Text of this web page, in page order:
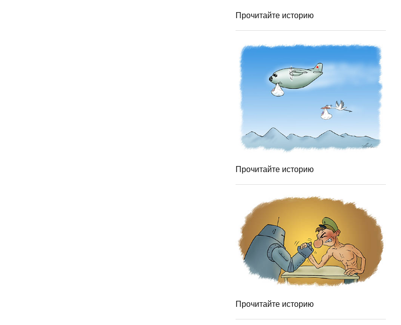
Прочитайте историю
Прочитайте историю
Прочитайте историю